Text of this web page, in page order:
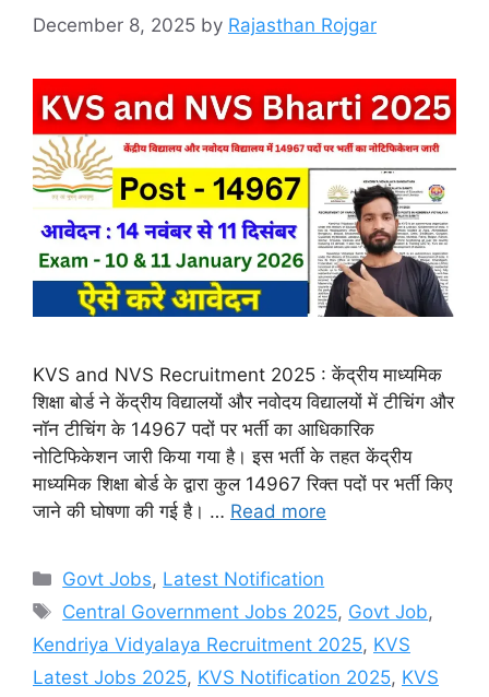
December 8, 2025 by Rajasthan Rojgar
KVS and NVS Recruitment 2025 : केंद्रीय माध्यमिक
शिक्षा बोर्ड ने केंद्रीय विद्यालयों और नवोदय विद्यालयों में टीचिंग और
नॉन टीचिंग के 14967 पदों पर भर्ती का आधिकारिक
नोटिफिकेशन जारी किया गया है। इस भर्ती के तहत केंद्रीय
माध्यमिक शिक्षा बोर्ड के द्वारा कुल 14967 रिक्त पदों पर भर्ती किए
जाने की घोषणा की गई है। … Read more
Categories
Govt Jobs, Latest Notification
Tags
Central Government Jobs 2025, Govt Job,
Kendriya Vidyalaya Recruitment 2025, KVS
Latest Jobs 2025, KVS Notification 2025, KVS